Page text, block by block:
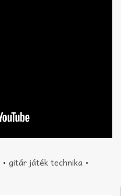
•gitár játék technika •